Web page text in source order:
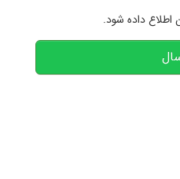
اطلاع داده شود.